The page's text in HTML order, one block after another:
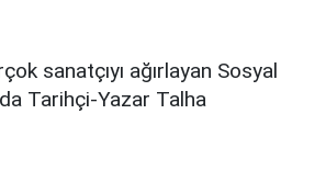
sanatçıyı ağırlayan Sosyal
Tarihçi-Yazar Talha